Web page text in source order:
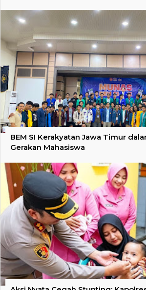
BEM SI Kerakyatan Jawa Timur
Gerakan Mahasiswa